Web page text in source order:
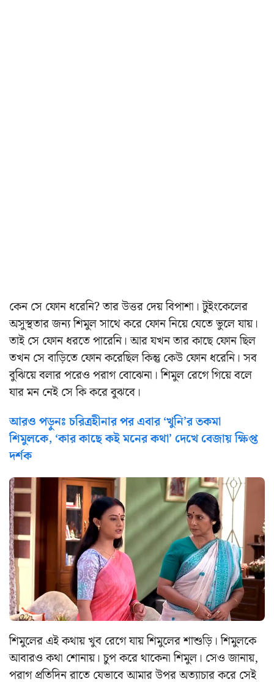
কেন সে ফোন ধরেনি? তার উত্তর দেয় বিপাশা। টুইংকেলের
অসুস্থতার জন্য শিমুল সাথে করে ফোন নিয়ে যেতে ভুলে যায়।
তাই সে ফোন ধরতে পারেনি। আর যখন তার কাছে ফোন ছিল
তখন সে বাড়িতে ফোন করেছিল কিন্তু কেউ ফোন ধরেনি। সব
বুঝিয়ে বলার পরেও পরাগ বোঝেনা। শিমুল রেগে গিয়ে বলে
যার মন নেই সে কি করে বুঝবে।
আরও পড়ুনঃ চরিত্রহীনার পর এবার ‘খুনি’র তকমা
শিমুলকে, ‘কার কাছে কই মনের কথা’ দেখে বেজায় ক্ষিপ্ত
দর্শক
শিমুলের এই কথায় খুব রেগে যায় শিমুলের শাশুড়ি। শিমুলকে
আবারও কথা শোনায়। চুপ করে থাকেনা শিমুল। সেও জানায়,
পরাগ প্রতিদিন রাতে যেভাবে আমার উপর অত্যাচার করে সেই